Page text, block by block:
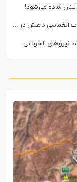
آماده می‌شود!
داعش در رقه
الجولانی